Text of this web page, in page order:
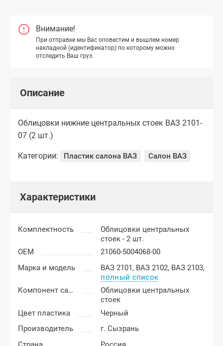
Внимание!
При отправке мы Вас оповестим и вышлем номер
накладной (идентификатор) по которому можно
отследить Ваш груз.
Описание
Облицовки нижние центральных стоек ВАЗ 2101-
07 (2 шт.)
Категории: Пластик салона ВАЗ Салон ВАЗ
Характеристики
Комплектность
Облицовки центральных
стоек - 2 шт.
OEM
21060-5004068-00
Марка и модель
ВАЗ 2101, ВАЗ 2102, ВАЗ 2103,
полный список
Компонент салона
Облицовки центральных
стоек
Цвет пластика
Черный
Производитель
г. Сызрань